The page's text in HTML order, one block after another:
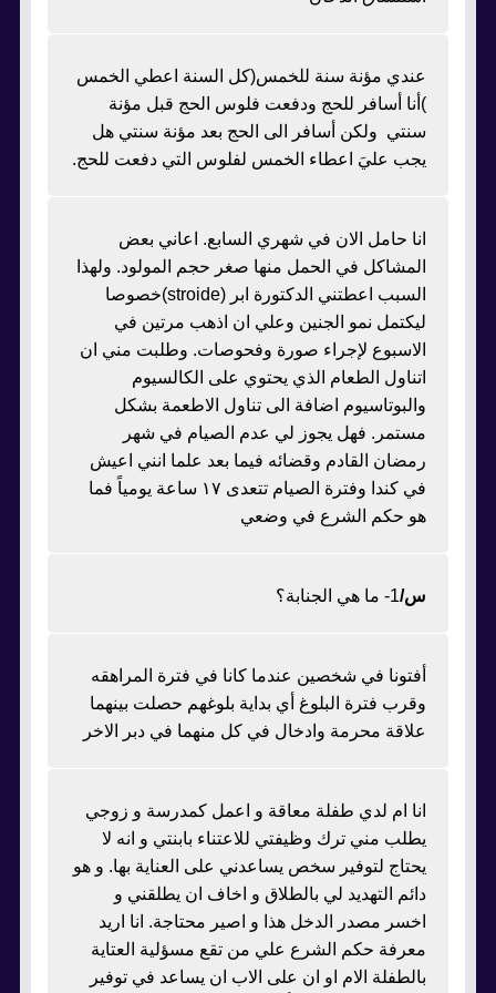
عندي مؤنة سنة للخمس(كل السنة اعطي الخمس
)أنا أسافر للحج ودفعت فلوس الحج قبل مؤنة
سنتي ولكن أسافر الى الحج بعد مؤنة سنتي هل
يجب عليَ اعطاء الخمس لفلوس التي دفعت للحج.
انا حامل الان في شهري السابع. اعاني بعض
المشاكل في الحمل منها صغر حجم المولود. ولهذا
السبب اعطتني الدكتورة ابر (stroide)خصوصا
ليكتمل نمو الجنين وعلي ان اذهب مرتين في
الاسبوع لإجراء صورة وفحوصات. وطلبت مني ان
اتناول الطعام الذي يحتوي على الكالسيوم
والبوتاسيوم اضافة الى تناول الاطعمة بشكل
مستمر. فهل يجوز لي عدم الصيام في شهر
رمضان القادم وقضائه فيما بعد علما انني اعيش
في كندا وفترة الصيام تتعدى ١٧ ساعة يومياً فما
هو حكم الشرع في وضعي
س/1- ما هي الجنابة؟
أفتونا في شخصين عندما كانا في فترة المراهقه
وقرب فترة البلوغ أي بداية بلوغهم حصلت بينهما
علاقة محرمة وادخال في كل منهما في دبر الاخر
انا ام لدي طفلة معاقة و اعمل كمدرسة و زوجي
يطلب مني ترك وظيفتي للاعتناء بابنتي و انه لا
يحتاج لتوفير سخص يساعدني على العناية بها. و هو
دائم التهديد لي بالطلاق و اخاف ان يطلقني و
اخسر مصدر الدخل هذا و اصير محتاجة. انا اريد
معرفة حكم الشرع علي من تقع مسؤلية العتاية
بالطفلة الام او ان على الاب ان يساعد في توفير